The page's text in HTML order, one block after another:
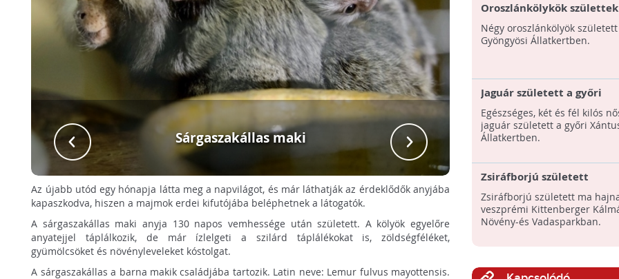
Sárgaszakállas maki
Az újabb utód egy hónapja látta meg a napvilágot, és már láthatják az érdeklődők anyjába
kapaszkodva, hiszen a majmok erdei kifutójába beléphetnek a látogatók.
A sárgaszakállas maki anyja 130 napos vemhessége után született. A kölyök egyelőre
anyatejjel táplálkozik, de már ízlelgeti a szilárd táplálékokat is, zöldségféléket,
gyümölcsöket és növényleveleket kóstolgat.
A sárgaszakállas a barna makik családjába tartozik. Latin neve: Lemur fulvus mayottensis.
Oroszlánkölykök születtek
Gyöngyösön
Négy oroszlánkölyök született
Gyöngyösi Állatkertben.
Jaguár született a győri
állatkertben
Egészséges, két és fél kilós
jaguár született a győri
Állatkertben.
Zsiráfborjú született
Zsiráfborjú született ma
veszprémi Kittenberger
Növény-és Vadasparkban.